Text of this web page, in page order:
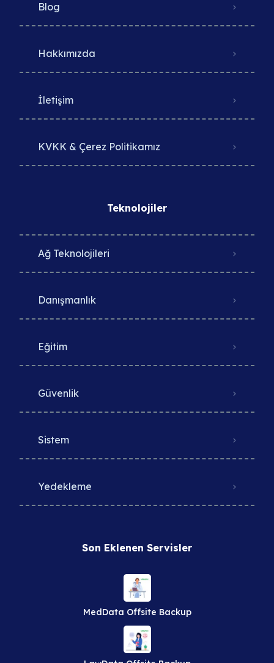
Blog
Hakkımızda
İletişim
KVKK & Çerez Politikamız
Teknolojiler
Ağ Teknolojileri
Danışmanlık
Eğitim
Güvenlik
Sistem
Yedekleme
Son Eklenen Servisler
MedData Offsite Backup